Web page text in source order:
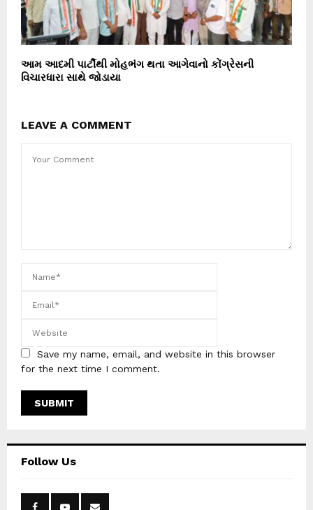
આમ આદમી પાર્ટીથી મોહભંગ થતા આગેવાનો કોંગ્રેસની
વિચારધારા સાથે જોડાયા
LEAVE A COMMENT
Save my name, email, and website in this browser
for the next time I comment.
Follow Us